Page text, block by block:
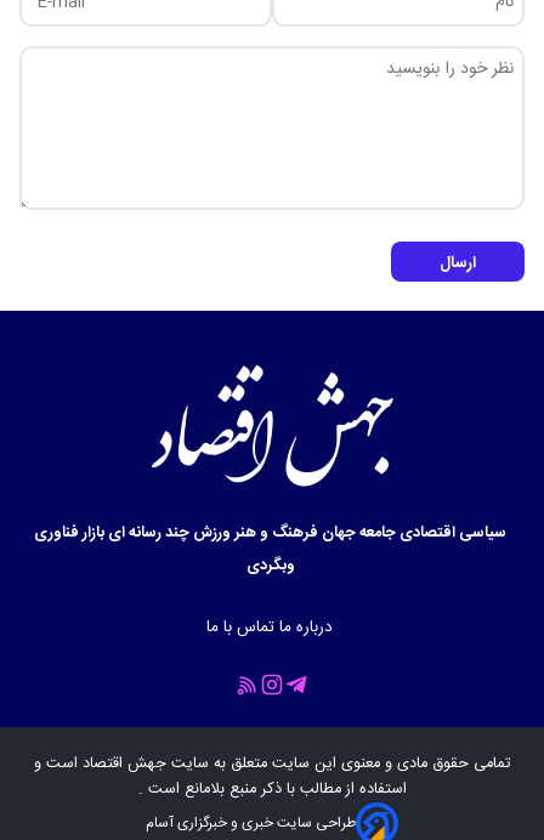
ارسال
سیاسیاقتصادیجامعهجهان فرهنگ و هنرورزشچند رسانه ایبازارفناوری
وبگردی
درباره ماتماس با ما
تمامی حقوق مادی و معنوی این سایت متعلق به سایتجهش اقتصاد است و
استفاده از مطالب با ذکر منبع بلامانع است .
طراحی سایت خبری و خبرگزاری آسام